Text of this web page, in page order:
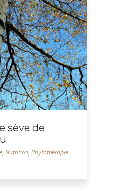
sève de
,Nutrition,Phytothérapie